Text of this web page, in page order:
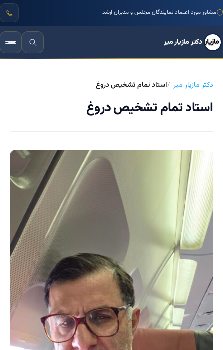
مشاور مورد اعتماد نمایندگان مجلس و مدیران ارشد
دکتر مازیار میر
دکتر مازیار میر استاد تمام تشخیص دروغ
استاد تمام تشخیص دروغ